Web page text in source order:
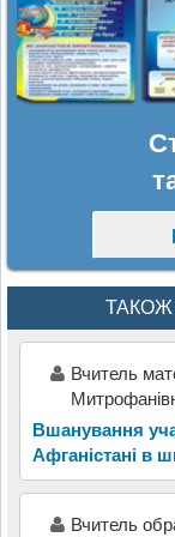
ТАКОЖ
Вчитель
Вшанування
Афганістані в
Вчитель